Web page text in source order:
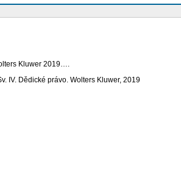
Kluwer 2019….
IV. Dědické právo. Wolters Kluwer, 2019